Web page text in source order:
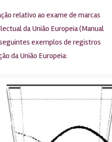
relativo ao exame de marcas
da União Europeia (Manual
exemplos de registros
da União Europeia: